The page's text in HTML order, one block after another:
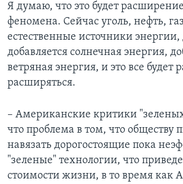
Я думаю, что это будет
феномена. Сейчас уголь, нефть,
естественные источники
добавляется солнечная энергия,
ветряная энергия, и это все будет
расширяться.
– Американские критики
что проблема в том, что обществу
навязать дорогостоящие пока
"зеленые" технологии, что
стоимости жизни, в то время как